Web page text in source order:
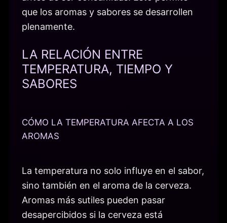
que los aromas y sabores se desarrollen
plenamente.
LA RELACIÓN ENTRE
TEMPERATURA, TIEMPO Y
SABORES
CÓMO LA TEMPERATURA AFECTA A LOS
AROMAS
La temperatura no solo influye en el sabor,
sino también en el aroma de la cerveza.
Aromas más sutiles pueden pasar
desapercibidos si la cerveza está